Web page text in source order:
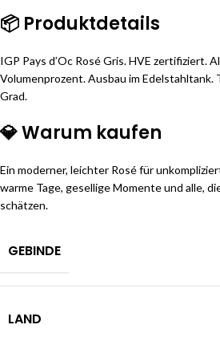
📦 Produktdetails
IGP Pays d’Oc Rosé Gris. HVE zertifiziert.
Volumenprozent. Ausbau im Edelstahltank.
Grad.
💎 Warum kaufen
Ein moderner, leichter Rosé für
warme Tage, gesellige Momente und alle,
schätzen.
GEBINDE
LAND